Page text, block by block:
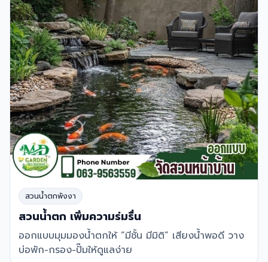
สวนน้ำตกพังงา
สวนน้ำตก เพิ่มความร่มรื่น
ออกแบบมุมมองน้ำตกให้ “มีชั้น มีมิติ” เสียงน้ำพอดี วาง
บ่อพัก-กรอง-ปั๊มให้ดูแลง่าย